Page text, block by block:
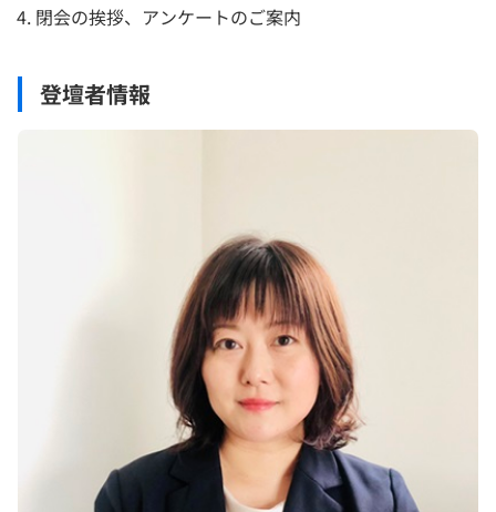
閉会の挨拶、アンケートのご案内
登壇者情報